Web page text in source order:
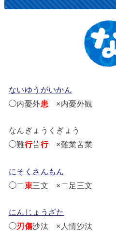
ないゆうがいかん
◯内憂外患 ×内憂外観
なんぎょうくぎょう
◯難行苦行×難業苦業
にそくさんもん
◯二 束三文 ×二足三文
にんじょうざた
◯刃傷沙汰 ×人情沙汰